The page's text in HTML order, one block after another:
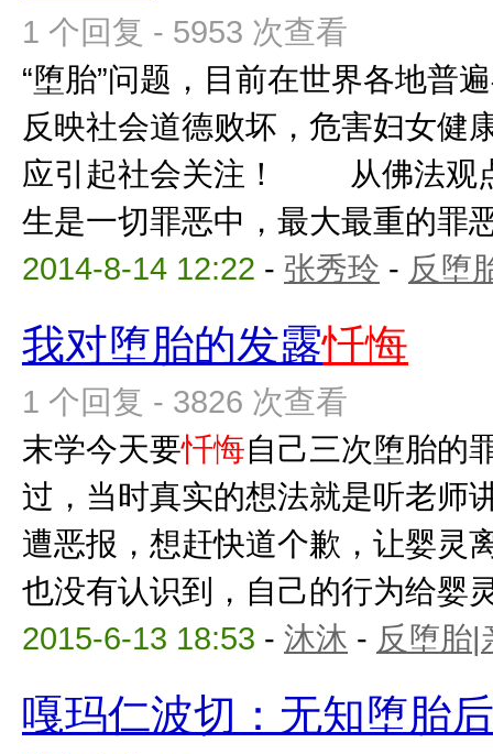
1 个回复 - 5953 次查看
“堕胎”问题，目前在世界各地普
反映社会道德败坏，危害妇女健
应引起社会关注！ 从佛法观点
生是一切罪恶中，最大最重的罪
2014-8-14 12:22 - 张秀玲 - 反堕
我对堕胎的发露忏悔
1 个回复 - 3826 次查看
末学今天要忏悔自己三次堕胎的
过，当时真实的想法就是听老师
遭恶报，想赶快道个歉，让婴灵
也没有认识到，自己的行为给婴
2015-6-13 18:53 - 沐沐 - 反堕胎|
嘎玛仁波切：无知堕胎